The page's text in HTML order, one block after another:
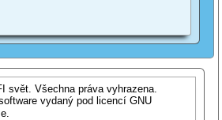
svět. Všechna práva vyhrazena.
vydaný pod licencíGNU